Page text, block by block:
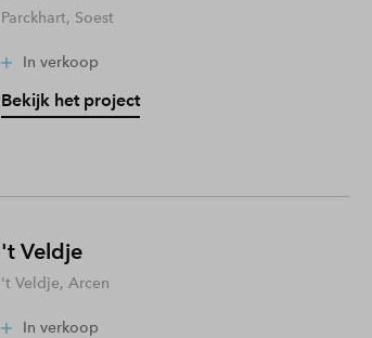
Parckhart, Soest
In verkoop
Bekijk het project
't Veldje
't Veldje, Arcen
In verkoop